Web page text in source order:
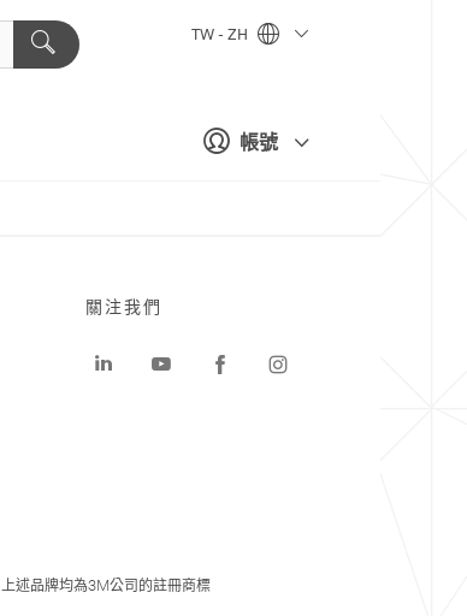
帳號
TW - ZH
關注我們
上述品牌均為3M公司的註冊商標